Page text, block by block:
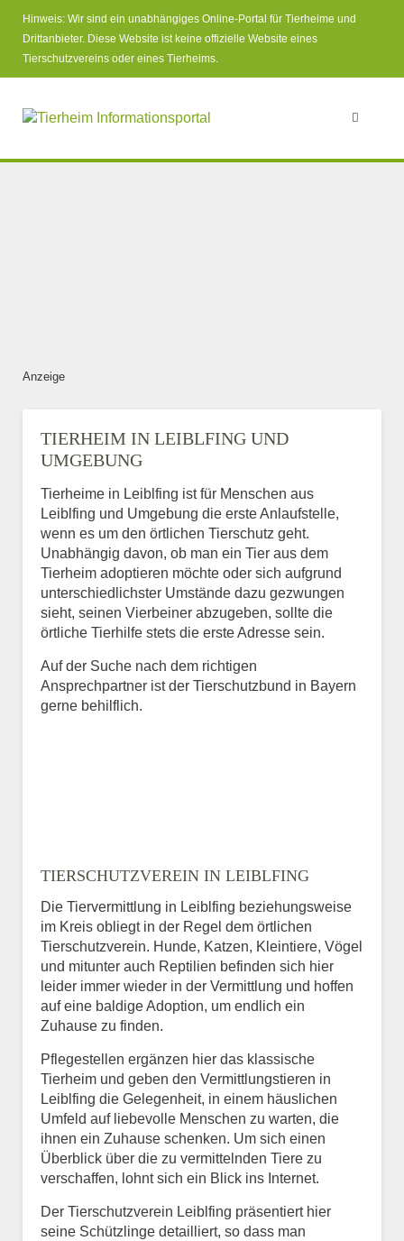
Hinweis: Wir sind ein unabhängiges Online-Portal für Tierheime und
Drittanbieter. Diese Website ist keine offizielle Website eines
Tierschutzvereins oder eines Tierheims.
Anzeige
TIERHEIM IN LEIBLFING UND
UMGEBUNG
Tierheime in Leiblfing ist für Menschen aus
Leiblfing und Umgebung die erste Anlaufstelle,
wenn es um den örtlichen Tierschutz geht.
Unabhängig davon, ob man ein Tier aus dem
Tierheim adoptieren möchte oder sich aufgrund
unterschiedlichster Umstände dazu gezwungen
sieht, seinen Vierbeiner abzugeben, sollte die
örtliche Tierhilfe stets die erste Adresse sein.
Auf der Suche nach dem richtigen
Ansprechpartner ist der Tierschutzbund in Bayern
gerne behilflich.
TIERSCHUTZVEREIN IN LEIBLFING
Die Tiervermittlung in Leiblfing beziehungsweise
im Kreis obliegt in der Regel dem örtlichen
Tierschutzverein. Hunde, Katzen, Kleintiere, Vögel
und mitunter auch Reptilien befinden sich hier
leider immer wieder in der Vermittlung und hoffen
auf eine baldige Adoption, um endlich ein
Zuhause zu finden.
Pflegestellen ergänzen hier das klassische
Tierheim und geben den Vermittlungstieren in
Leiblfing die Gelegenheit, in einem häuslichen
Umfeld auf liebevolle Menschen zu warten, die
ihnen ein Zuhause schenken. Um sich einen
Überblick über die zu vermittelnden Tiere zu
verschaffen, lohnt sich ein Blick ins Internet.
Der Tierschutzverein Leiblfing präsentiert hier
seine Schützlinge detailliert, so dass man